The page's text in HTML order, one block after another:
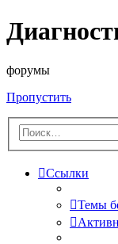
форумы
Пропустить
Ссылки
Темы